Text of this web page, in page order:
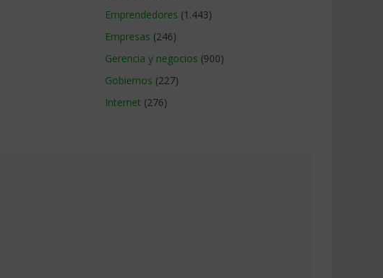
Emprendedores (1.443)
Empresas (246)
Gerencia y negocios (900)
Gobiernos (227)
Internet (276)